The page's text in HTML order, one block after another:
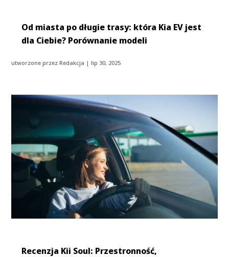
Od miasta po długie trasy: która Kia EV jest
dla Ciebie? Porównanie modeli
utworzone przezRedakcja |lip 30, 2025
Recenzja Kii Soul: Przestronność,